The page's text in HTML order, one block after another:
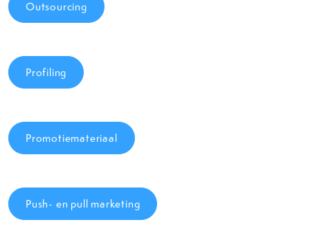
Outsourcing
Profiling
Promotiemateriaal
Push- en pull marketing